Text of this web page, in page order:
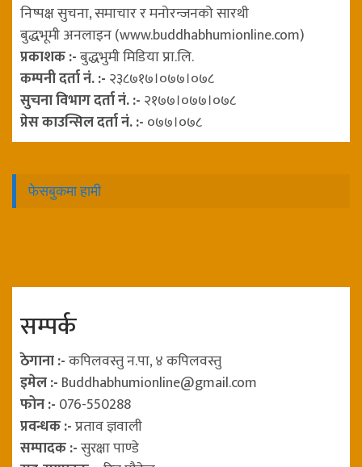
निष्पक्ष सुचना, समाचार र मनोरन्जनको सारथी
बुद्धभूमी अनलाइन (www.buddhabhumionline.com)
प्रकाशक :-बुद्धभुमी मिडिया प्रा.लि.
कम्पनी दर्ता नं. :- २३८७१७।०७७।०७८
सुचना विभाग दर्ता नं. :- २१७७।०७७।०७८
प्रेस काउन्सिल दर्ता नं. :- ०७७।०७८
फेसबुकमा हामी
सम्पर्क
ठेगाना :-कपिलवस्तु न.पा, ४ कपिलवस्तु
इमेल :- Buddhabhumionline@gmail.com
फोन :- 076-550288
प्रवन्धक :-प्रताव ज्ञवाली
सम्पादक :-सुरक्षा पाण्डे